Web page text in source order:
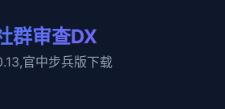
群审查DX
官中步兵版下载